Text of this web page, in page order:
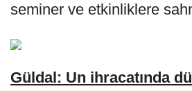
seminer ve etkinliklere
Güldal: Un ihracatında